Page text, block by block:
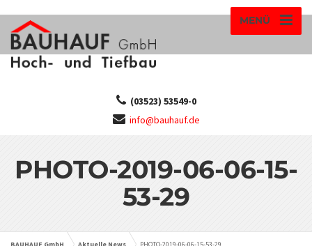
MENÜ
(03523) 53549-0
info@bauhauf.de
PHOTO-2019-06-06-15-
53-29
BAUHAUF GmbH Aktuelle News PHOTO-2019-06-06-15-53-29